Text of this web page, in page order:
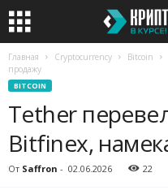
Главная Cryptocurrency Bitcoin
продажу
BITCOIN
Tether
Bitfinex,
От Saffron - 02.06.2026 22